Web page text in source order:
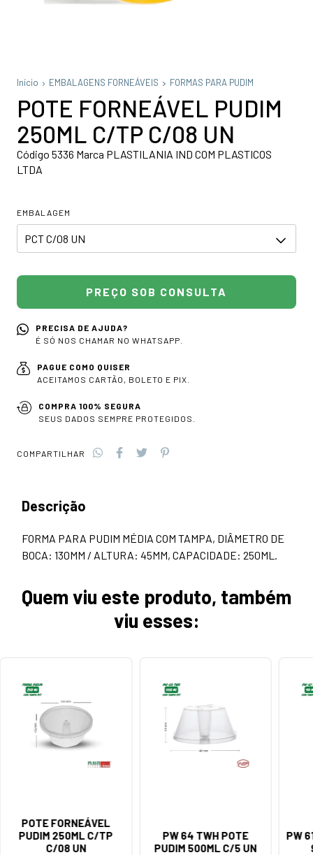
Início EMBALAGENS FORNEÁVEIS FORMAS PARA PUDIM
POTE FORNEÁVEL PUDIM
250ML C/TP C/08 UN
Código 5336 Marca PLASTILANIA IND COM PLASTICOS
LTDA
EMBALAGEM
PRECISA DE AJUDA?
É SÓ NOS CHAMAR NO WHATSAPP.
PAGUE COMO QUISER
ACEITAMOS CARTÃO, BOLETO E PIX.
COMPRA 100% SEGURA
SEUS DADOS SEMPRE PROTEGIDOS.
COMPARTILHAR
Descrição
FORMA PARA PUDIM MÉDIA COM TAMPA, DIÂMETRO DE
BOCA: 130MM / ALTURA: 45MM, CAPACIDADE: 250ML.
Quem viu este produto, também
viu esses:
POTE FORNEÁVEL
PUDIM 250ML C/TP
C/08 UN
PW 64 TWH POTE
PUDIM 500ML C/5 UN
PW